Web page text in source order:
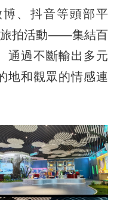
、抖音等頭部平
旅拍活動——集結百
通過不斷輸出多元
地和觀眾的情感連